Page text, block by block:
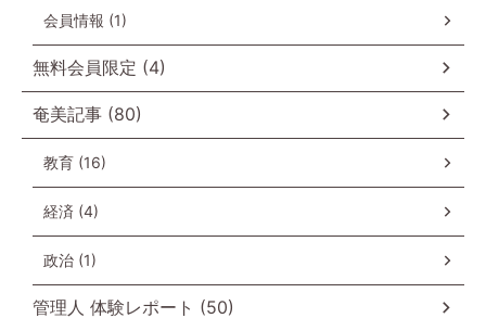
会員情報 (1)
無料会員限定 (4)
奄美記事 (80)
教育 (16)
経済 (4)
政治 (1)
管理人 体験レポート (50)